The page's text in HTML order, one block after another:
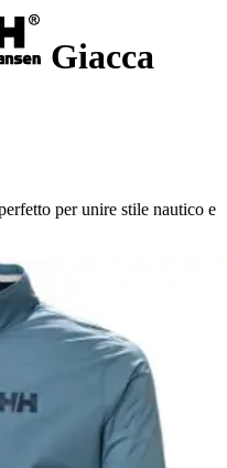
Giacca
per unire stile nautico e